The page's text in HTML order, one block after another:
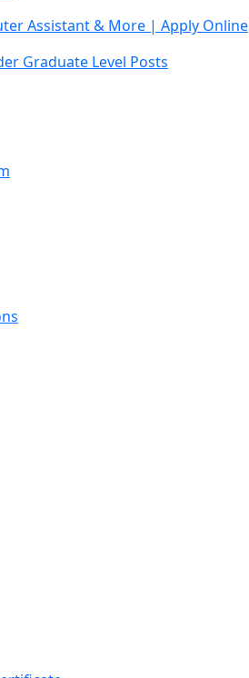
Assistant & More | Apply Online
Graduate Level Posts